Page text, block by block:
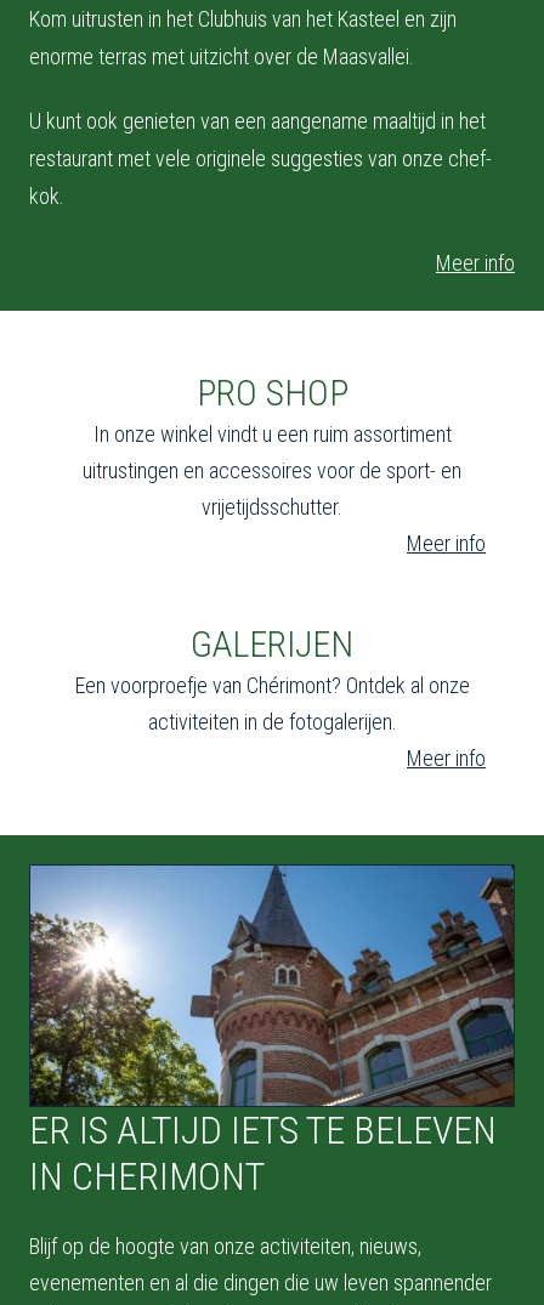
Kom uitrusten in het Clubhuis van het Kasteel en zijn
enorme terras met uitzicht over de Maasvallei.
U kunt ook genieten van een aangename maaltijd in het
restaurant met vele originele suggesties van onze chef-
kok.
Meer info
PRO SHOP
In onze winkel vindt u een ruim assortiment
uitrustingen en accessoires voor de sport- en
vrijetijdsschutter.
Meer info
GALERIJEN
Een voorproefje van Chérimont? Ontdek al onze
activiteiten in de fotogalerijen.
Meer info
ER IS ALTIJD IETS TE BELEVEN
IN CHERIMONT
Blijf op de hoogte van onze activiteiten, nieuws,
evenementen en al die dingen die uw leven spannender